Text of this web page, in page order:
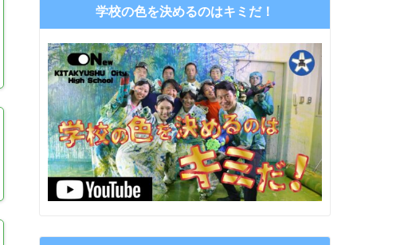
学校の色を決めるのはキミだ！